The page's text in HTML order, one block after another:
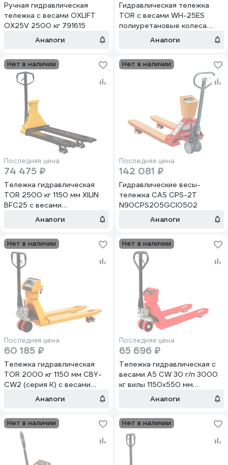
Ручная гидравлическая
тележка с весами OXLIFT
OX25V 2500 кг 791615
Аналоги
Гидравлическая тележка
TOR с весами WH-25ES
полиуретановые колеса
Аналоги
Нет в наличии
Последняя цена
74 475 ₽
Тележка гидравлическая
TOR 2500 кг 1150 мм XILIN
BFC25 с весами
(полиуретановые колеса)
Аналоги
Нет в наличии
Последняя цена
142 081 ₽
Гидравлические весы-
тележка CAS CPS-2T
N90CPS205GCI0502
Аналоги
Нет в наличии
Последняя цена
60 185 ₽
Тележка гидравлическая
TOR 2000 кг 1150 мм CBY-
CW2 (серия K) с весами
(полиуретановые колеса)
Аналоги
Нет в наличии
Последняя цена
65 696 ₽
Тележка гидравлическая с
весами А5 CW 30 г/п 3000
кг вилы 1150х550 мм
полиуретановые колеса 180
Аналоги
Нет в наличии Нет в наличии